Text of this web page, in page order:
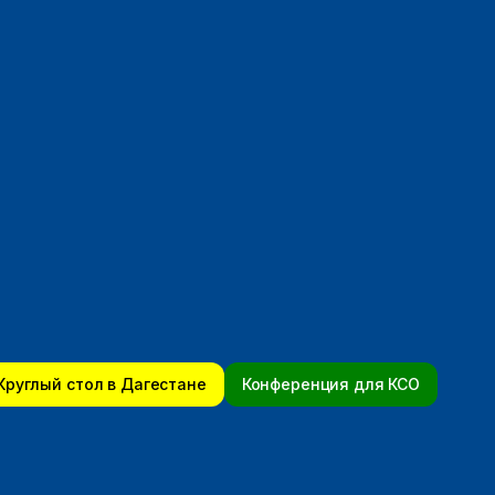
стол в Дагестане Конференция для КСО